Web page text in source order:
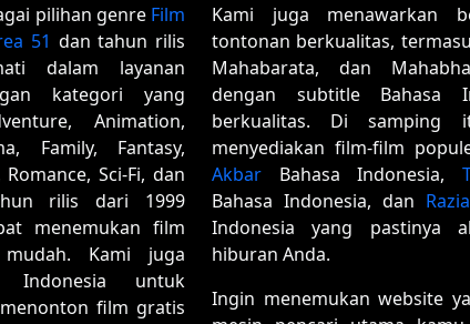
pilihan genre Film
51 dan tahun rilis
dalam layanan
kategori yang
Animation,
Family, Fantasy,
Sci-Fi, dan
rilis dari 1999
menemukan film
Kami juga
Indonesia untuk
film gratis
Kami juga menawarkan
tontonan berkualitas,
Mahabarata, dan
dengan subtitle Bahasa
berkualitas. Di samping
menyediakan film-film
Akbar Bahasa Indonesia,
Bahasa Indonesia, dan
Indonesia yang pastinya
hiburan Anda.
Ingin menemukan website